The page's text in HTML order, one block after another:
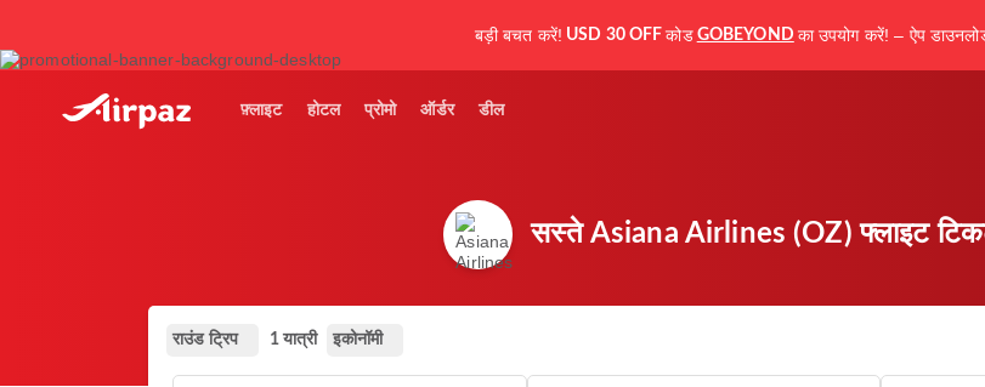
बड़ी बचत करें! USD 30 OFF कोड GOBEYOND का उपयोग करें! – ऐप
फ़्लाइट होटल प्रोमो ऑर्डर डील
सस्ते Asiana Airlines (OZ) फ्लाइट
राउंड ट्रिप 1 यात्री इकोनॉमी